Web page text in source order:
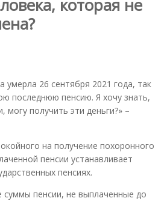
которая не
умерла 26 сентября 2021 года, так
последнюю пенсию. Я хочу знать,
могу получить эти деньги?» –
на получение похоронного
пенсии устанавливает
пенсиях.
суммы пенсии, не выплаченные до